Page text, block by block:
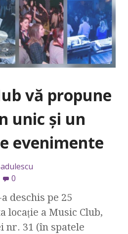
vă propune
unic şi un
evenimente
0
deschis pe 25
locaţie a Music Club,
nr. 31 (în spatele